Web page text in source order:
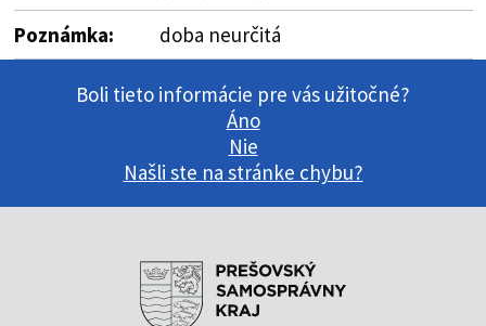
Poznámka:
doba neurčitá
Boli tieto informácie pre vás užitočné?
Áno
Nie
Našli ste na stránke chybu?